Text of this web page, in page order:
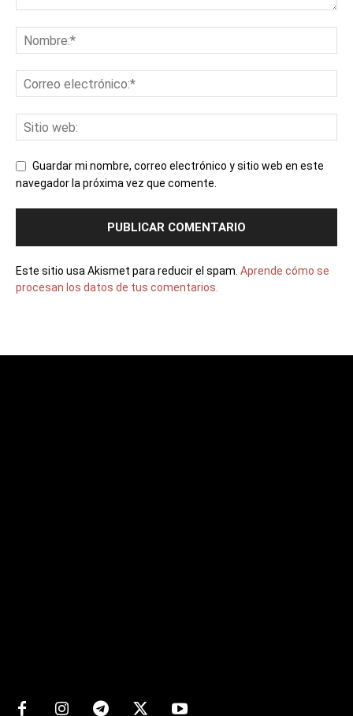
Guardar mi nombre, correo electrónico y sitio web en este
navegador la próxima vez que comente.
Este sitio usa Akismet para reducir el spam. Aprende cómo se
procesan los datos de tus comentarios.